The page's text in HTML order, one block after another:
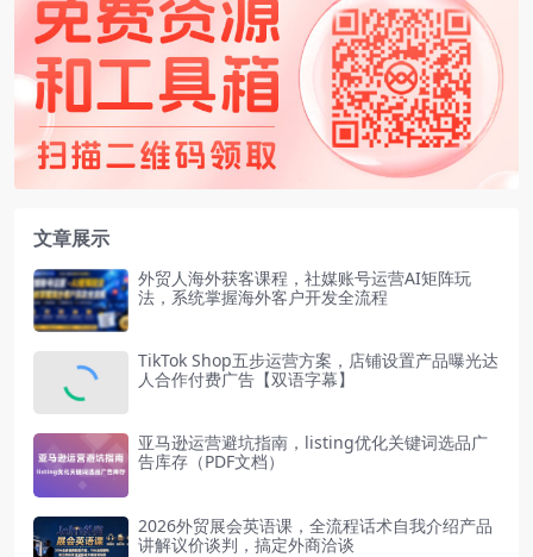
文章展示
外贸人海外获客课程，社媒账号运营AI矩阵玩
法，系统掌握海外客户开发全流程
TikTok Shop五步运营方案，店铺设置产品曝光达
人合作付费广告【双语字幕】
亚马逊运营避坑指南，listing优化关键词选品广
告库存（PDF文档）
2026外贸展会英语课，全流程话术自我介绍产品
讲解议价谈判，搞定外商洽谈